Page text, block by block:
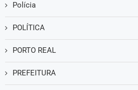
Polícia
POLÍTICA
PORTO REAL
PREFEITURA